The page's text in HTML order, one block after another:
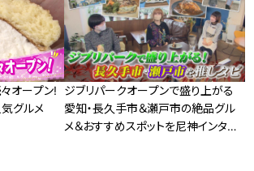
オープン!
グルメ
ジブリパークオープンで盛り上がる
愛知・長久手市＆瀬戸市の絶品グル
メ＆おすすめスポットを尼神インター